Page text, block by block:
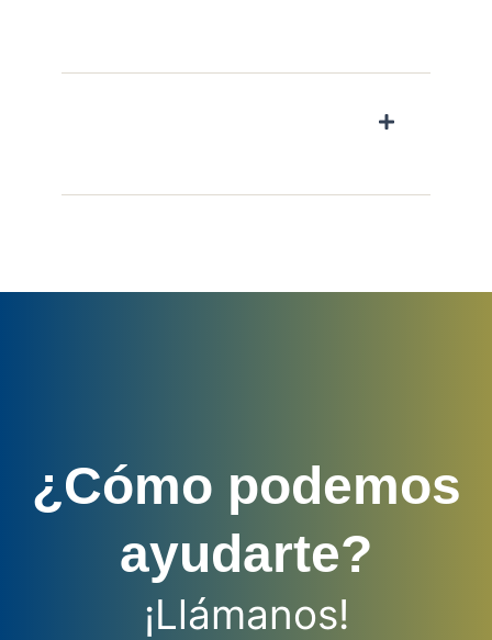
¿Cómo podemos
ayudarte?
¡Llámanos!